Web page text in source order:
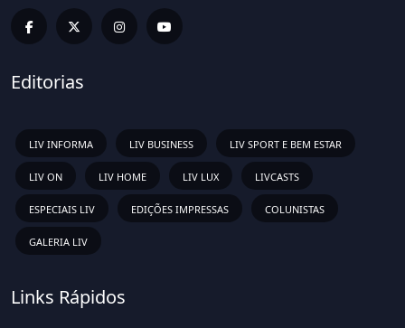
Editorias
LIV INFORMA LIV BUSINESS LIV SPORT E BEM ESTAR
LIV ON LIV HOME LIV LUX LIVCASTS
ESPECIAIS LIV EDIÇÕES IMPRESSAS COLUNISTAS
GALERIA LIV
Links Rápidos